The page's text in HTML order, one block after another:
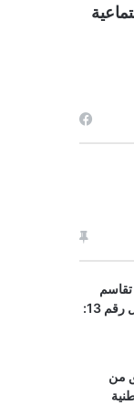
خاصة بتنزيل البرنامج المهيكل رقم 13:
سابق من